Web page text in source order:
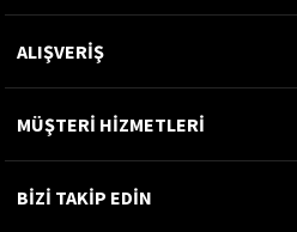
ALIŞVERİŞ
MÜŞTERİ HİZMETLERİ
BİZİ TAKİP EDİN